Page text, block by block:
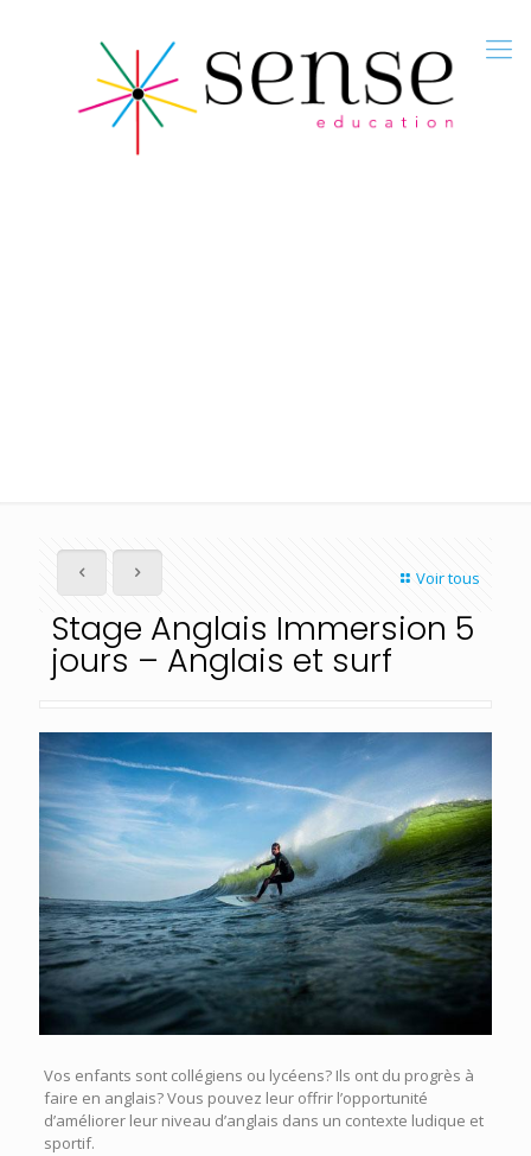
Voir tous
Stage Anglais Immersion 5
jours – Anglais et surf
Vos enfants sont collégiens ou lycéens? Ils ont du progrès à
faire en anglais? Vous pouvez leur offrir l’opportunité
d’améliorer leur niveau d’anglais dans un contexte ludique et
sportif.